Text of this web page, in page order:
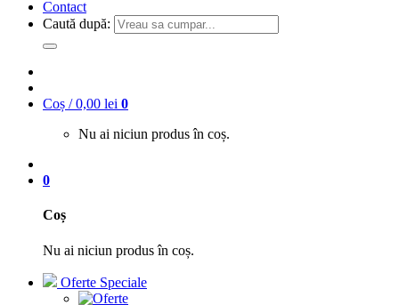
Contact
Caută după:
Coș /0,00 lei 0
Nu ai niciun produs în coș.
0
Coș
Nu ai niciun produs în coș.
Oferte Speciale